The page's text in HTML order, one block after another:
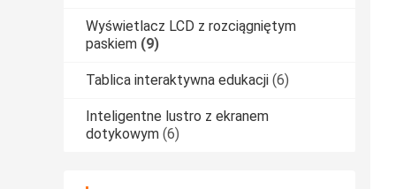
Wyświetlacz LCD z rozciągniętym
paskiem (9)
Tablica interaktywna edukacji (6)
Inteligentne lustro z ekranem
dotykowym (6)